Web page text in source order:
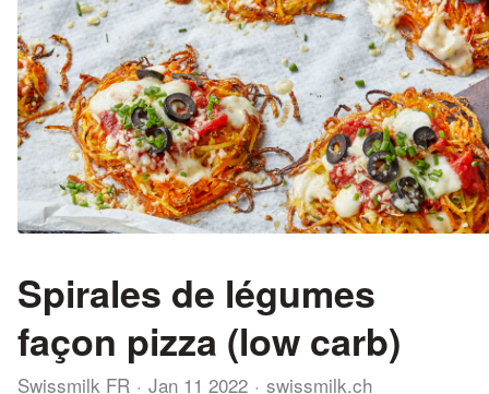
Spirales de légumes
façon pizza (low carb)
Swissmilk FR Jan 11 2022 swissmilk.ch